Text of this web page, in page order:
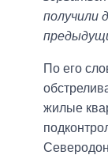
получили
По его
жилые